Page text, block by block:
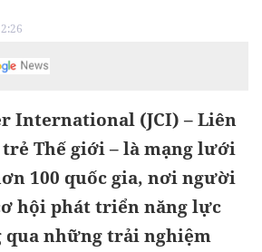
International (JCI) – Liên
trẻ Thế giới – là mạng lưới
100 quốc gia, nơi người
hội phát triển năng lực
qua những trải nghiệm